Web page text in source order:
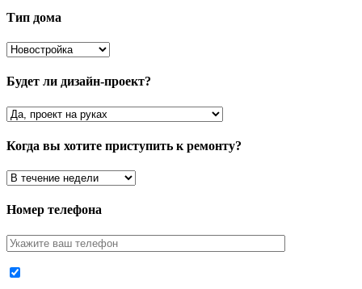
Тип дома
Будет ли дизайн-проект?
Когда вы хотите приступить к ремонту?
Номер телефона